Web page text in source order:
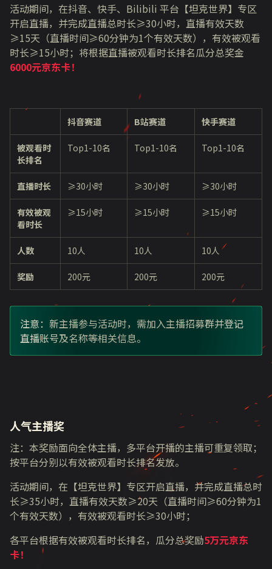
活动期间，在抖音、快手、Bilibili 平台【坦克世界】专区
开启直播，并完成直播总时长≥30小时，直播有效天数
≥15天（直播时间≥60分钟为1个有效天数），有效被观看
时长≥15小时；将根据直播被观看时长排名瓜分总奖金
6000元京东卡！
抖音赛道 B站赛道 快手赛道
被观看时
长排名
Top1-10名 Top1-10名 Top1-10名
直播时长 ≥30小时 ≥30小时 ≥30小时
有效被观
看时长
≥15小时 ≥15小时 ≥15小时
人数 10人 10人 10人
奖励 200元 200元 200元
注意：新主播参与活动时，需加入主播招募群并登记
直播账号及名称等相关信息。
人气主播奖
注：本奖励面向全体主播，多平台开播的主播可重复领取；
按平台分别以有效被观看时长排名发放。
活动期间，在【坦克世界】专区开启直播，并完成直播总时
长≥35小时，直播有效天数≥20天（直播时间≥60分钟为1
个有效天数），有效被观看时长≥30小时；
各平台根据有效被观看时长排名，瓜分总奖励5万元京东
卡！